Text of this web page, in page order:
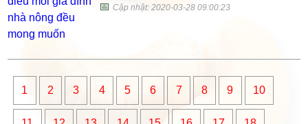
📅Cập nhật: 2020-03-28 09:00:23
1 2 3 4 5 6 7 8 9 10